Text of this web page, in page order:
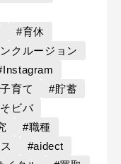
#育休
クルージョン
育て
#貯蓄
ビバ
#職種
#aidect